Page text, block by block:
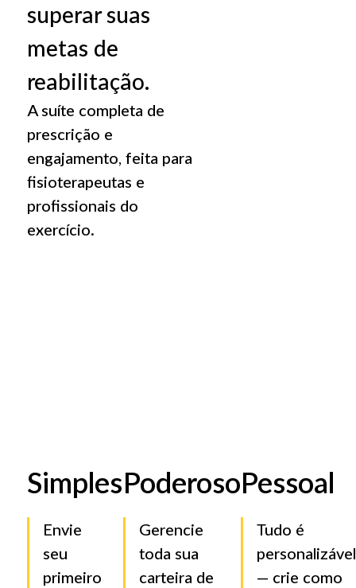
superar suas
metas de
reabilitação.
A suíte completa de
prescrição e
engajamento, feita para
fisioterapeutas e
profissionais do
exercício.
Simples
Envie
seu
primeiro
Poderoso
Gerencie
toda sua
carteira de
Pessoal
Tudo é
personalizável
— crie como